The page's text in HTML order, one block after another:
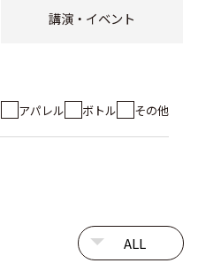
講演・イベント
アパレル ボトル その他